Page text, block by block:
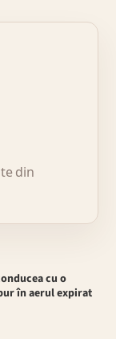
din
cu o
în aerul expirat